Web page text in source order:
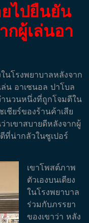
ไปยืนยัน
กผู้เล่นอา
นโรงพยาบาลหลังจาก
น อาเซนอล ปาโบล
นวนหนึ่งที่ถูกโจมตีใน
ชียร์ของร้านค้าเสีย
าเขาสบายดีหลังจากผู้
ที่น่ากลัวในซูเปอร์
เขาโพสต์ภาพ
ตัวเองบนเตียง
ในโรงพยาบาล
ร่วมกับภรรยา
ของเขาว่า หลัง